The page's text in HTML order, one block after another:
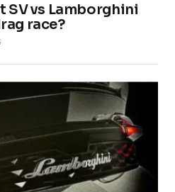
SV vs Lamborghini
race?